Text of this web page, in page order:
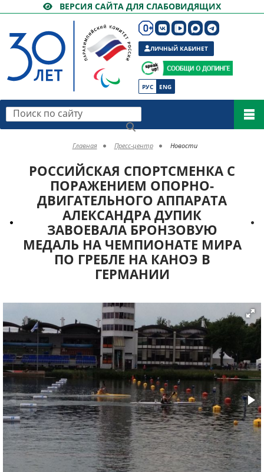
ВЕРСИЯ САЙТА ДЛЯ СЛАБОВИДЯЩИХ
РУС ENG
ЛИЧНЫЙ КАБИНЕТ
Поиск по сайту
Главная Пресс-центр Новости
РОССИЙСКАЯ СПОРТСМЕНКА С
ПОРАЖЕНИЕМ ОПОРНО-
ДВИГАТЕЛЬНОГО АППАРАТА
АЛЕКСАНДРА ДУПИК
ЗАВОЕВАЛА БРОНЗОВУЮ
МЕДАЛЬ НА ЧЕМПИОНАТЕ МИРА
ПО ГРЕБЛЕ НА КАНОЭ В
ГЕРМАНИИ